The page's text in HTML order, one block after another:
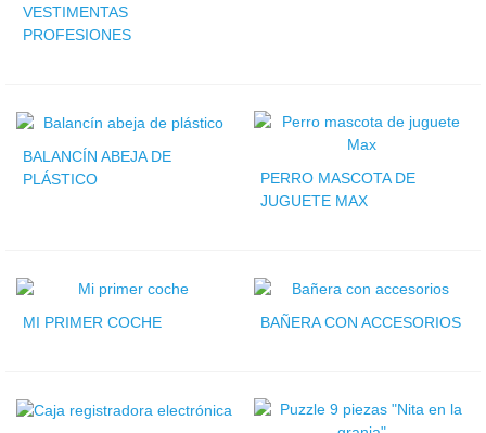
VESTIMENTAS
PROFESIONES
BALANCÍN ABEJA DE
PLÁSTICO
PERRO MASCOTA DE
JUGUETE MAX
MI PRIMER COCHE BAÑERA CON ACCESORIOS